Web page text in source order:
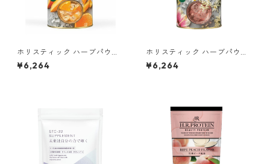
ホリスティック ハーブパウダ
ー クレンズ
¥6,264
ホリスティック ハーブパウダ
ー ビューティー
¥6,264